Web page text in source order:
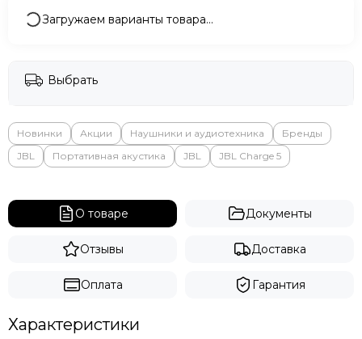
Загружаем варианты товара…
Выбрать
Новинки Акции Наушники и аудиотехника
Бренды
JBL
Портативная акустика JBL JBL Charge 5
О товаре Документы
Отзывы Доставка
Оплата Гарантия
Характеристики